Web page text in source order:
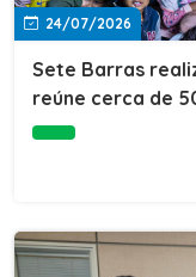
24/07/2026
Sete Barras
reúne cerca de